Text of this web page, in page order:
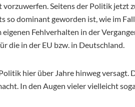
vorzuwerfen. Seitens der Politik jetzt
so dominant geworden ist, wie im
eigenen Fehlverhalten in der
die in der EU bzw. in Deutschland.
hier über Jahre hinweg versagt.
In den Augen vieler vielleicht